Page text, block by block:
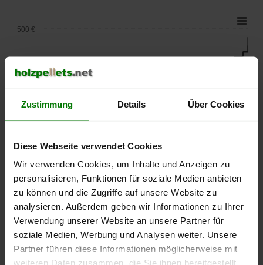
Zustimmung Details Über Cookies
Diese Webseite verwendet Cookies
Wir verwenden Cookies, um Inhalte und Anzeigen zu
personalisieren, Funktionen für soziale Medien anbieten
zu können und die Zugriffe auf unsere Website zu
analysieren. Außerdem geben wir Informationen zu Ihrer
Verwendung unserer Website an unsere Partner für
soziale Medien, Werbung und Analysen weiter. Unsere
Partner führen diese Informationen möglicherweise mit
weiteren Daten zusammen, die Sie ihnen bereitgestellt
2025
2026
2026
250 €
500 €
Die aktuelle Preisentwicklung für Holzpellets in Deutschland